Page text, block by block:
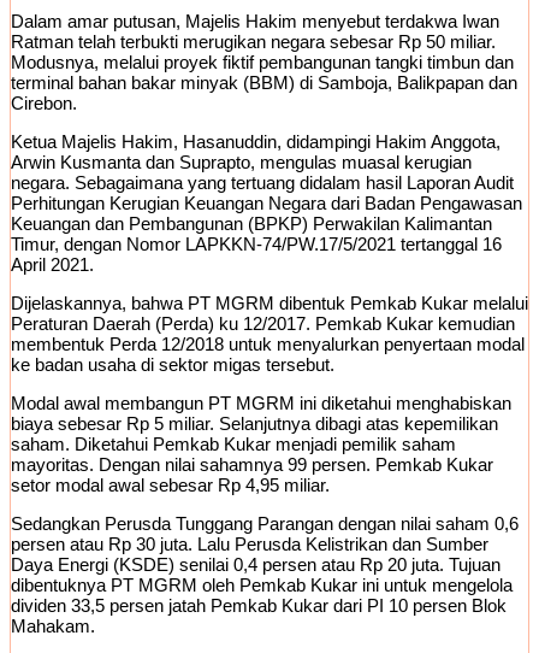
Dalam amar putusan, Majelis Hakim menyebut terdakwa Iwan
Ratman telah terbukti merugikan negara sebesar Rp 50 miliar.
Modusnya, melalui proyek fiktif pembangunan tangki timbun dan
terminal bahan bakar minyak (BBM) di Samboja, Balikpapan dan
Cirebon.
Ketua Majelis Hakim, Hasanuddin, didampingi Hakim Anggota,
Arwin Kusmanta dan Suprapto, mengulas muasal kerugian
negara. Sebagaimana yang tertuang didalam hasil Laporan Audit
Perhitungan Kerugian Keuangan Negara dari Badan Pengawasan
Keuangan dan Pembangunan (BPKP) Perwakilan Kalimantan
Timur, dengan Nomor LAPKKN-74/PW.17/5/2021 tertanggal 16
April 2021.
Dijelaskannya, bahwa PT MGRM dibentuk Pemkab Kukar melalui
Peraturan Daerah (Perda) ku 12/2017. Pemkab Kukar kemudian
membentuk Perda 12/2018 untuk menyalurkan penyertaan modal
ke badan usaha di sektor migas tersebut.
Modal awal membangun PT MGRM ini diketahui menghabiskan
biaya sebesar Rp 5 miliar. Selanjutnya dibagi atas kepemilikan
saham. Diketahui Pemkab Kukar menjadi pemilik saham
mayoritas. Dengan nilai sahamnya 99 persen. Pemkab Kukar
setor modal awal sebesar Rp 4,95 miliar.
Sedangkan Perusda Tunggang Parangan dengan nilai saham 0,6
persen atau Rp 30 juta. Lalu Perusda Kelistrikan dan Sumber
Daya Energi (KSDE) senilai 0,4 persen atau Rp 20 juta. Tujuan
dibentuknya PT MGRM oleh Pemkab Kukar ini untuk mengelola
dividen 33,5 persen jatah Pemkab Kukar dari PI 10 persen Blok
Mahakam.